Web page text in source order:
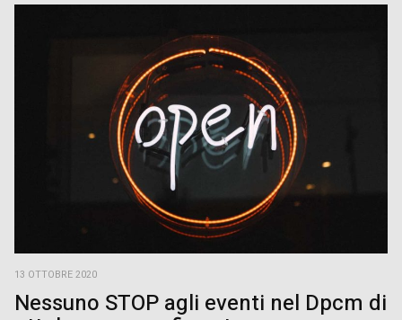
13 OTTOBRE 2020
Nessuno STOP agli eventi nel Dpcm di